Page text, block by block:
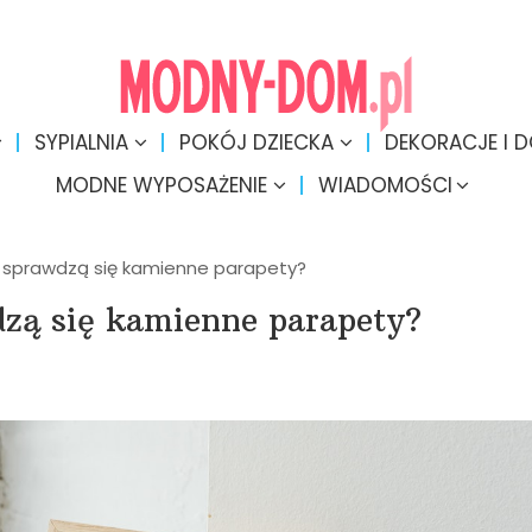
SYPIALNIA POKÓJ DZIECKA
DEKORACJE I
MODNE WYPOSAŻENIE
WIADOMOŚCI
się kamienne parapety?
się kamienne parapety?